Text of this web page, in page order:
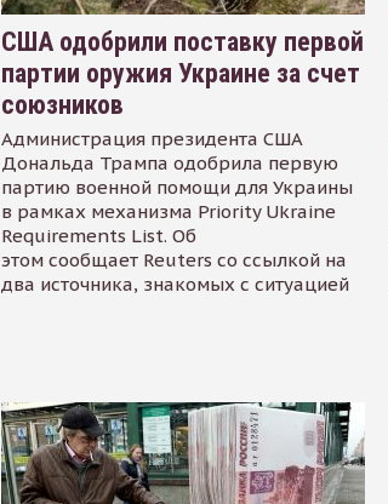
США одобрили поставку первой
партии оружия Украине за счет
союзников
Администрация президента США
Дональда Трампа одобрила первую
партию военной помощи для Украины
в рамках механизма Priority Ukraine
Requirements List. Об
этом сообщает Reuters со ссылкой на
два источника, знакомых с ситуацией